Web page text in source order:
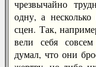
чрезвычайно
одну, а
сцен. Так,
вели себя
думал, что они